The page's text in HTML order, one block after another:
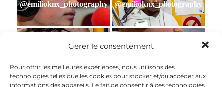
Gérer le consentement
Pour offrir les meilleures expériences, nous utilisons des
technologies telles que les cookies pour stocker et/ou accéder aux
informations des appareils. Le fait de consentir à ces technologies
@emilioknx_photography
@emilioknx_photography
Photo
Photo